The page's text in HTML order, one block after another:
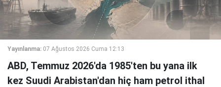
Yayınlanma: 07 Ağustos 2026 Cuma 12:13
ABD, Temmuz 2026'da 1985'ten bu yana ilk
kez Suudi Arabistan'dan hiç ham petrol ithal